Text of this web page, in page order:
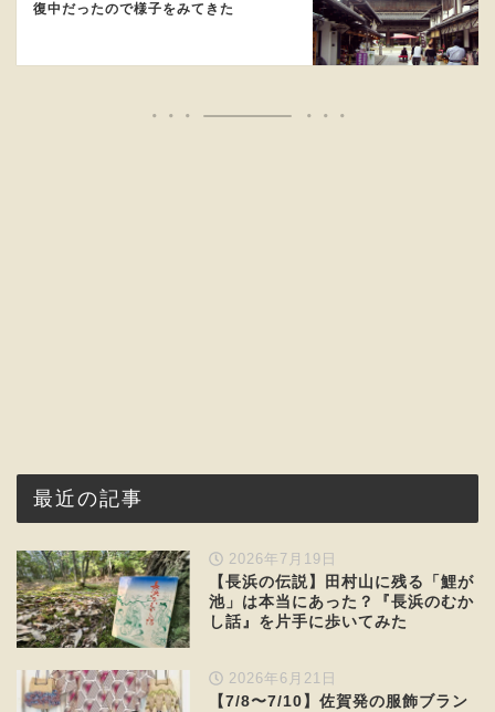
復中だったので様子をみてきた
最近の記事
2026年7月19日
【長浜の伝説】田村山に残る「鯉が
池」は本当にあった？『長浜のむか
し話』を片手に歩いてみた
2026年6月21日
【7/8〜7/10】佐賀発の服飾ブラン